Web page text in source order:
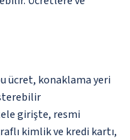
ücret, konaklama yeri
girişte, resmi
kimlik ve kredi kartı,